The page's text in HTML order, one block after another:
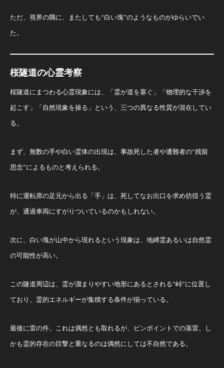
ただ、視界の隅に、またしても“白い塊”のようなものがゆらいでい
た。
桜隧道の心霊考察
桜隧道にまつわる心霊現象には、「霊が道を塞ぐ」「物理的な干渉を
起こす」「自然現象を操る」という、三つの異なる性質が混在してい
る。
まず、無数の手や白い霊体の出現は、事故死した者や遭難者の“残留
思念”によるものと考えられる。
特に運転席の足元から出る「手」は、死してなお出口を求め彷徨う霊
が、通過車両にすがりついているのかもしれない。
次に、白い塊が山中から現れるという現象は、地縛霊あるいは自然霊
の可能性が高い。
この隧道周辺は、霊が溜まりやすい地形にあるとされる“峠”に位置し
ており、霊的エネルギーが集積する条件が揃っている。
最後に雷の件。これは偶然とも取れるが、ピンポイントでの落雷、し
かも霊的存在の目撃と重なるのは偶然にしては不自然である。